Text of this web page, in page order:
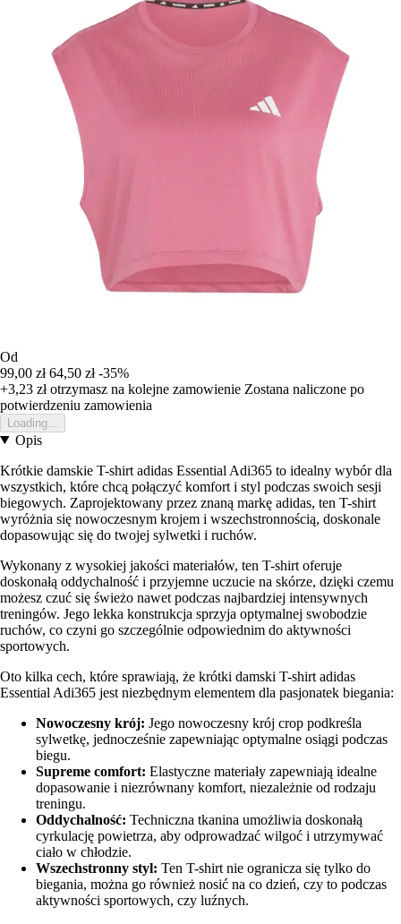
Od
99,00 zł 64,50 zł -35%
+3,23 złotrzymasz na kolejne zamowienie Zostana naliczone po
potwierdzeniu zamowienia
Loading...
Opis
Krótkie damskie T-shirt adidas Essential Adi365 to idealny wybór dla
wszystkich, które chcą połączyć komfort i styl podczas swoich sesji
biegowych. Zaprojektowany przez znaną markę adidas, ten T-shirt
wyróżnia się nowoczesnym krojem i wszechstronnością, doskonale
dopasowując się do twojej sylwetki i ruchów.
Wykonany z wysokiej jakości materiałów, ten T-shirt oferuje
doskonałą oddychalność i przyjemne uczucie na skórze, dzięki czemu
możesz czuć się świeżo nawet podczas najbardziej intensywnych
treningów. Jego lekka konstrukcja sprzyja optymalnej swobodzie
ruchów, co czyni go szczególnie odpowiednim do aktywności
sportowych.
Oto kilka cech, które sprawiają, że krótki damski T-shirt adidas
Essential Adi365 jest niezbędnym elementem dla pasjonatek biegania:
Nowoczesny krój: Jego nowoczesny krój crop podkreśla
sylwetkę, jednocześnie zapewniając optymalne osiągi podczas
biegu.
Supreme comfort: Elastyczne materiały zapewniają idealne
dopasowanie i niezrównany komfort, niezależnie od rodzaju
treningu.
Oddychalność: Techniczna tkanina umożliwia doskonałą
cyrkulację powietrza, aby odprowadzać wilgoć i utrzymywać
ciało w chłodzie.
Wszechstronny styl: Ten T-shirt nie ogranicza się tylko do
biegania, można go również nosić na co dzień, czy to podczas
aktywności sportowych, czy luźnych.